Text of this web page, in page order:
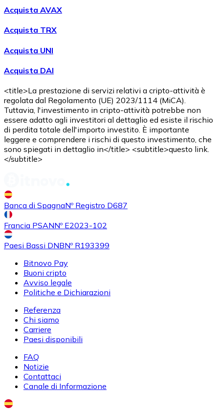
Acquista AVAX
Acquista TRX
Acquista UNI
Acquista DAI
<title>La prestazione di servizi relativi a cripto-attività è
regolata dal Regolamento (UE) 2023/1114 (MiCA).
Tuttavia, l'investimento in cripto-attività potrebbe non
essere adatto agli investitori al dettaglio ed esiste il rischio
di perdita totale dell'importo investito. È importante
leggere e comprendere i rischi di questo investimento, che
sono spiegati in dettaglio in</title> <subtitle>questo link.
</subtitle>
Banca di SpagnaNº Registro D687
Francia PSANNº E2023-102
Paesi Bassi DNBNº R193399
Bitnovo Pay
Buoni cripto
Avviso legale
Politiche e Dichiarazioni
Referenza
Chi siamo
Carriere
Paesi disponibili
FAQ
Notizie
Contattaci
Canale di Informazione